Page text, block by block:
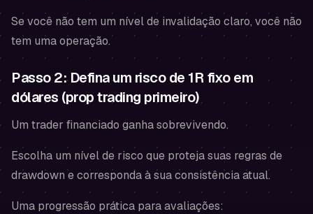
Se você não tem um nível de invalidação claro, você não
tem uma operação.
Passo 2: Defina um risco de 1R fixo em
dólares (prop trading primeiro)
Um trader financiado ganha sobrevivendo.
Escolha um nível de risco que proteja suas regras de
drawdown e corresponda à sua consistência atual.
Uma progressão prática para avaliações: